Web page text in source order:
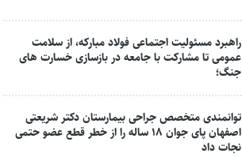
راهبرد مسئولیت اجتماعی فولاد مبارکه، از سلامت
عمومی تا مشارکت با جامعه در بازسازی خسارت های
جنگ؛
توانمندی متخصص جراحی بیمارستان دکتر شریعتی
اصفهان پای جوان ۱۸ ساله را از خطر قطع عضو حتمی
نجات داد